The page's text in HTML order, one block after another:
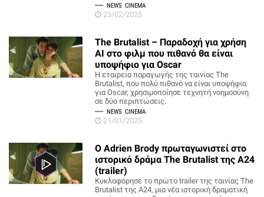
NEWS CINEMA
23/02/2025
The Brutalist – Παραδοχή για χρήση
AI στο φιλμ που πιθανό θα είναι
υποψήφιο για Oscar
Η εταιρεία παραγωγής της ταινίας The
Brutalist, που πολύ πιθανό να είναι υποψήφια
για Oscar, χρησιμοποίησε τεχνητή νοημοσύνη
σε δύο περιπτώσεις.
NEWS CINEMA
21/01/2025
O Adrien Brody πρωταγωνιστεί στο
ιστορικό δράμα The Brutalist της Α24
(trailer)
Κυκλοφόρησε το πρώτο trailer της ταινίας The
Brutalist της A24, μια νέα ιστορική δραματική